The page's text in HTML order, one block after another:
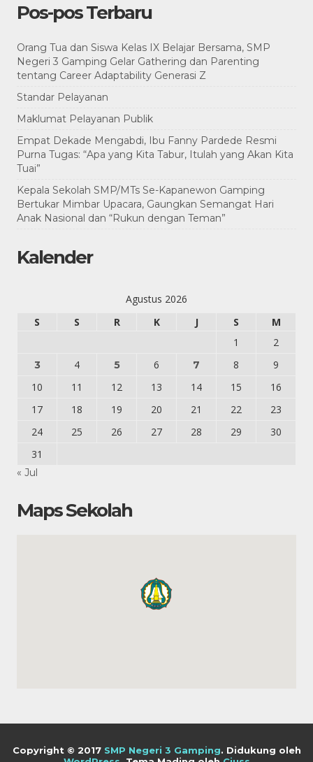
Pos-pos Terbaru
Orang Tua dan Siswa Kelas IX Belajar Bersama, SMP
Negeri 3 Gamping Gelar Gathering dan Parenting
tentang Career Adaptability Generasi Z
Standar Pelayanan
Maklumat Pelayanan Publik
Empat Dekade Mengabdi, Ibu Fanny Pardede Resmi
Purna Tugas: “Apa yang Kita Tabur, Itulah yang Akan Kita
Tuai”
Kepala Sekolah SMP/MTs Se-Kapanewon Gamping
Bertukar Mimbar Upacara, Gaungkan Semangat Hari
Anak Nasional dan “Rukun dengan Teman”
Kalender
Agustus 2026
S
S R K J S
M
1
2
3 4 5 6 7 8
9
10
11 12 13 14 15
16
17
18 19 20 21 22
23
24
25 26 27 28 29
30
31
« Jul
Maps Sekolah
Copyright © 2017 SMP Negeri 3 Gamping. Didukung oleh